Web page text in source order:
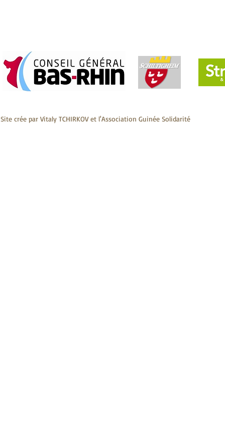
Site crée par Vitaly TCHIRKOV et l'Association Guinée Solidarité